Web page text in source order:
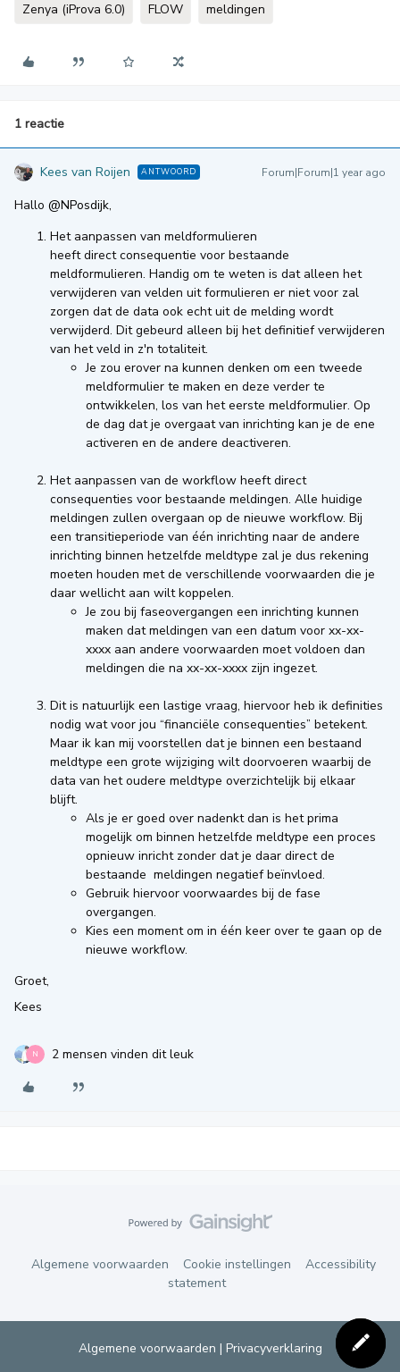
Zenya (iProva 6.0) FLOW meldingen
1 reactie
Kees van Roijen ANTWOORD Forum|Forum|1 year ago
Hallo @NPosdijk,
Het aanpassen van meldformulieren
heeft direct consequentie voor bestaande
meldformulieren. Handig om te weten is dat alleen het
verwijderen van velden uit formulieren er niet voor zal
zorgen dat de data ook echt uit de melding wordt
verwijderd. Dit gebeurd alleen bij het definitief verwijderen
van het veld in z'n totaliteit.
Je zou erover na kunnen denken om een tweede
meldformulier te maken en deze verder te
ontwikkelen, los van het eerste meldformulier. Op
de dag dat je overgaat van inrichting kan je de ene
activeren en de andere deactiveren.
Het aanpassen van de workflow heeft direct
consequenties voor bestaande meldingen. Alle huidige
meldingen zullen overgaan op de nieuwe workflow. Bij
een transitieperiode van één inrichting naar de andere
inrichting binnen hetzelfde meldtype zal je dus rekening
moeten houden met de verschillende voorwaarden die je
daar wellicht aan wilt koppelen.
Je zou bij faseovergangen een inrichting kunnen
maken dat meldingen van een datum voor xx-xx-
xxxx aan andere voorwaarden moet voldoen dan
meldingen die na xx-xx-xxxx zijn ingezet.
Dit is natuurlijk een lastige vraag, hiervoor heb ik definities
nodig wat voor jou “financiële consequenties” betekent.
Maar ik kan mij voorstellen dat je binnen een bestaand
meldtype een grote wijziging wilt doorvoeren waarbij de
data van het oudere meldtype overzichtelijk bij elkaar
blijft.
Als je er goed over nadenkt dan is het prima
mogelijk om binnen hetzelfde meldtype een proces
opnieuw inricht zonder dat je daar direct de
bestaande meldingen negatief beïnvloed.
Gebruik hiervoor voorwaardes bij de fase
overgangen.
Kies een moment om in één keer over te gaan op de
nieuwe workflow.
Groet,
Kees
N 2 mensen vinden dit leuk
Algemene voorwaarden Cookie instellingen
Accessibility
statement
Algemene voorwaarden | Privacyverklaring